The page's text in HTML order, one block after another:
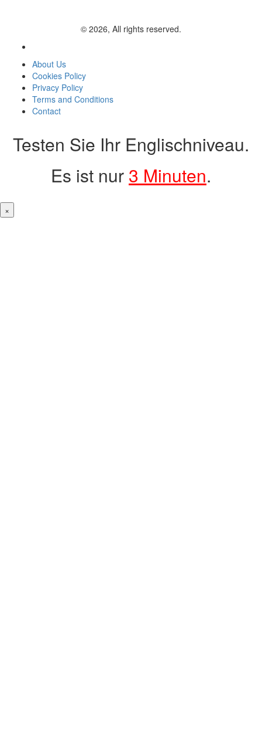
© 2026, All rights reserved.
About Us
Cookies Policy
Privacy Policy
Terms and Conditions
Contact
Testen Sie Ihr Englischniveau.
Es ist nur 3 Minuten.
×